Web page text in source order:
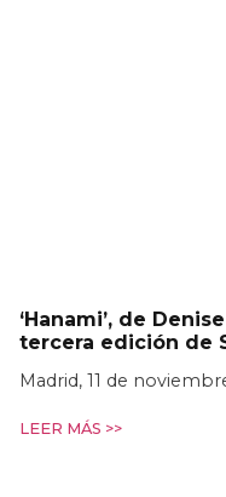
‘Hanami’, de
tercera edición de
Madrid, 11 de
LEER MÁS >>